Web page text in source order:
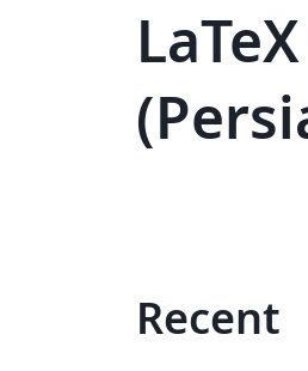
Recent